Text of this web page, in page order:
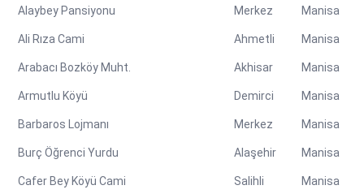
Alaybey Pansiyonu Merkez Manisa
Ali Rıza Cami Ahmetli Manisa
Arabacı Bozköy Muht. Akhisar Manisa
Armutlu Köyü Demirci Manisa
Barbaros Lojmanı Merkez Manisa
Burç Öğrenci Yurdu Alaşehir Manisa
Cafer Bey Köyü Cami Salihli Manisa